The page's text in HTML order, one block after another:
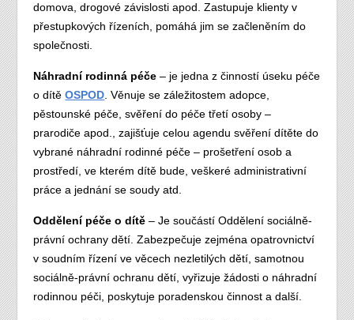
domova, drogové závislosti apod. Zastupuje klienty v
přestupkových řízeních, pomáhá jim se začleněním do
společnosti.
Náhradní rodinná péče – je jedna z činností úseku péče
o dítěOSPOD . Věnuje se záležitostem adopce,
pěstounské péče, svěření do péče třetí osoby –
prarodiče apod., zajišťuje celou agendu svěření dítěte do
vybrané náhradní rodinné péče – prošetření osob a
prostředí, ve kterém dítě bude, veškeré administrativní
práce a jednání se soudy atd.
Oddělení péče o dítě – Je součástí Oddělení sociálně-
právní ochrany dětí. Zabezpečuje zejména opatrovnictví
v soudním řízení ve věcech nezletilých dětí, samotnou
sociálně-právní ochranu dětí, vyřizuje žádosti o náhradní
rodinnou péči, poskytuje poradenskou činnost a další.